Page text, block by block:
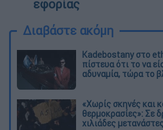
εφορίας
Διαβάστε ακόμη
Kadebostany στο
πίστευα ότι το να
αδυναμία, τώρα το
«Χωρίς σκηνές και
θερμοκρασίες»: Σε
χιλιάδες